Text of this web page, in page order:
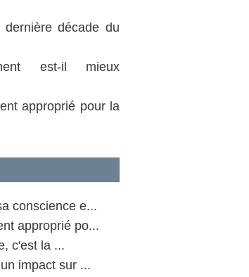
décade du
est-il mieux
approprié pour la
conscience e...
approprié po...
c'est la ...
impact sur ...